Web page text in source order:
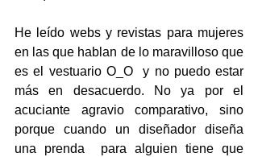
He leído webs y revistas para mujeres
en las que hablan de lo maravilloso que
es el vestuario O_O  y no puedo estar
más en desacuerdo. No ya por el
acuciante agravio comparativo, sino
porque cuando un diseñador diseña
una prenda  para alguien tiene que